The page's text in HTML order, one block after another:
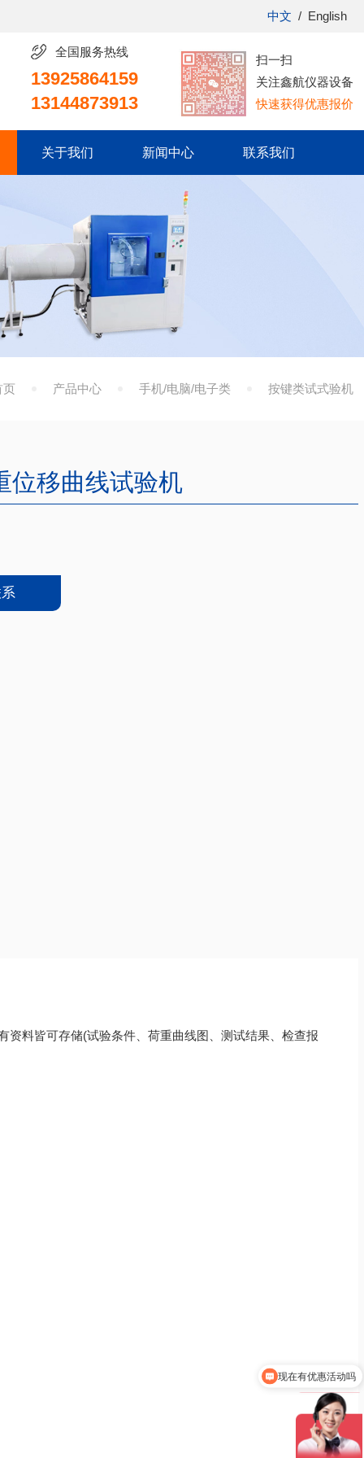
中文 / English
全国服务热线
13925864159
13144873913
扫一扫
关注鑫航仪器设备
快速获得优惠报价
关于我们 新闻中心 联系我们
页 产品中心 手机/电脑/电子类 按键类试式验机
位移曲线试验机
料皆可存储(试验条件、荷重曲线图、测试结果、检查报
现在有优惠活动吗